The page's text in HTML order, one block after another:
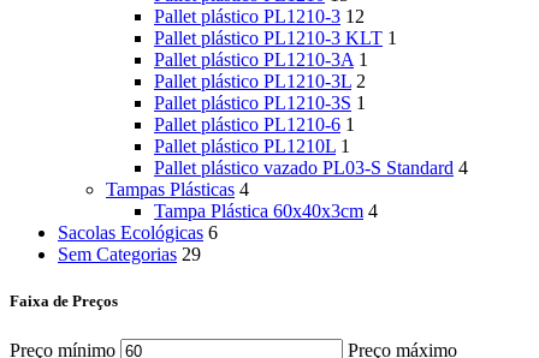
Pallet plástico PL1210-3 12
Pallet plástico PL1210-3 KLT 1
Pallet plástico PL1210-3A 1
Pallet plástico PL1210-3L 2
Pallet plástico PL1210-3S 1
Pallet plástico PL1210-6 1
Pallet plástico PL1210L 1
Pallet plástico vazado PL03-S Standard 4
Tampas Plásticas 4
Tampa Plástica 60x40x3cm 4
Sacolas Ecológicas 6
Sem Categorias 29
Faixa de Preços
Preço mínimo Preço máximo